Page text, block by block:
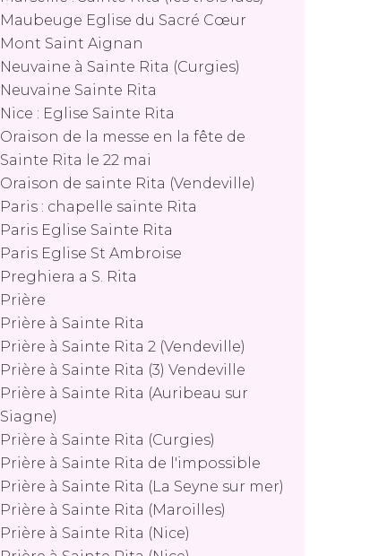
Maubeuge Eglise du Sacré Cœur
Mont Saint Aignan
Neuvaine à Sainte Rita (Curgies)
Neuvaine Sainte Rita
Nice : Eglise Sainte Rita
Oraison de la messe en la fête de
Sainte Rita le 22 mai
Oraison de sainte Rita (Vendeville)
Paris : chapelle sainte Rita
Paris Eglise Sainte Rita
Paris Eglise St Ambroise
Preghiera a S. Rita
Prière
Prière à Sainte Rita
Prière à Sainte Rita 2 (Vendeville)
Prière à Sainte Rita (3) Vendeville
Prière à Sainte Rita (Auribeau sur
Siagne)
Prière à Sainte Rita (Curgies)
Prière à Sainte Rita de l'impossible
Prière à Sainte Rita (La Seyne sur mer)
Prière à Sainte Rita (Maroilles)
Prière à Sainte Rita (Nice)